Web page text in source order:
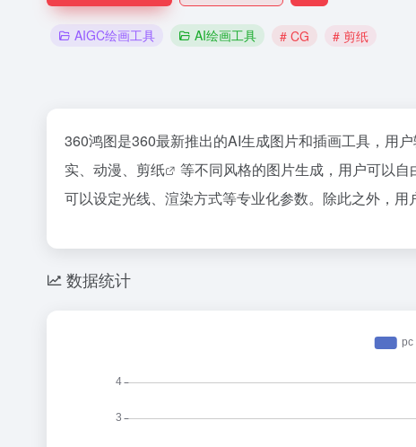
AIGC绘画工具 AI绘画工具 # CG # 剪纸
360鸿图是360最新推出的AI生成图片和插画工具，用
实、动漫、 剪纸
等不同风格的图片生成，用户可以
可以设定光线、渲染方式等专业化参数。除此之外，用
数据统计